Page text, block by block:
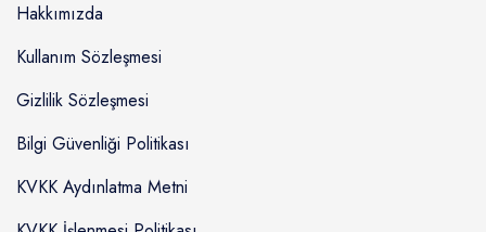
Hakkımızda
Kullanım Sözleşmesi
Gizlilik Sözleşmesi
Bilgi Güvenliği Politikası
KVKK Aydınlatma Metni